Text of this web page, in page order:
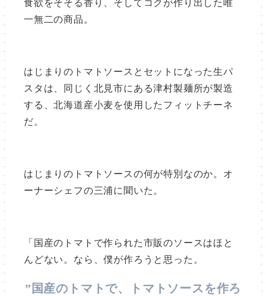
食欲をそそる香り、そしてコクが作り出した唯
一無二の商品。
はじまりのトマトソースとセットになった生パ
スタは、同じく北見市にある津村製麺所が製造
する、北海道産小麦を使用したフィットチーネ
だ。
はじまりのトマトソースの何が特別なのか。オ
ーナーシェフの三浦に聞いた。
「国産のトマトで作られた市販のソースはほと
んどない。なら、僕が作ろうと思った。
”国産のトマトで、トマトソースを作ろ